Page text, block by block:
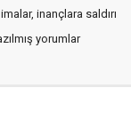
inançlara saldırı
yorumlar